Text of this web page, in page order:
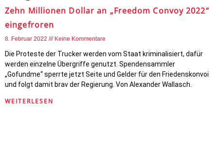
Zehn Millionen Dollar an „Freedom Convoy 2022“
eingefroren
8. Februar 2022 Keine Kommentare
Die Proteste der Trucker werden vom Staat kriminalisiert, dafür
werden einzelne Übergriffe genutzt. Spendensammler
„Gofundme“ sperrte jetzt Seite und Gelder für den Friedenskonvoi
und folgt damit brav der Regierung. Von Alexander Wallasch.
WEITERLESEN